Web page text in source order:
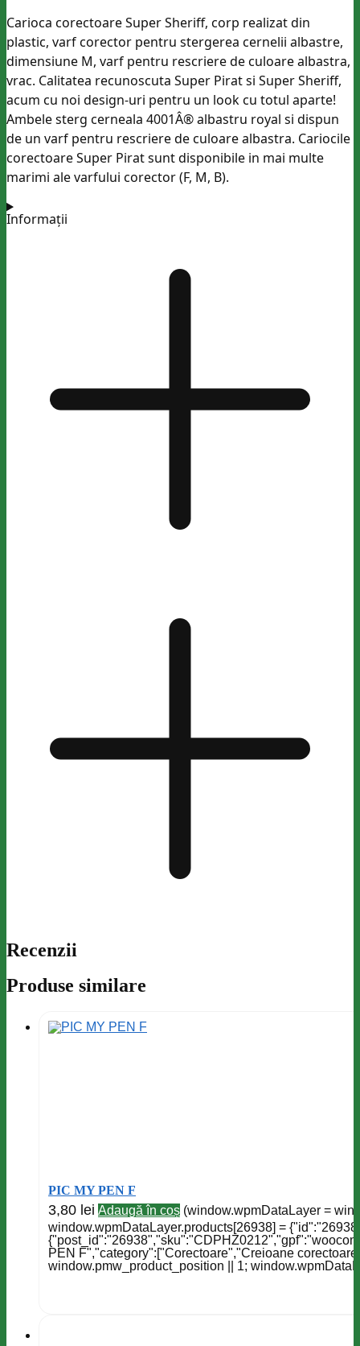
Carioca corectoare Super Sheriff, corp realizat din
plastic, varf corector pentru stergerea cernelii albastre,
dimensiune M, varf pentru rescriere de culoare albastra,
vrac. Calitatea recunoscuta Super Pirat si Super Sheriff,
acum cu noi design-uri pentru un look cu totul aparte!
Ambele sterg cerneala 4001Â® albastru royal si dispun
de un varf pentru rescriere de culoare albastra. Cariocile
corectoare Super Pirat sunt disponibile in mai multe
marimi ale varfului corector (F, M, B).
Informații
Recenzii
Produse similare
PIC MY PEN F
3,80 lei Adaugă în coș (window.wpmDataLayer =
window.wpmDataLayer.products[26938] =
PEN F","category":["Corectoare","Creioane
window.pmw_product_position || 1;